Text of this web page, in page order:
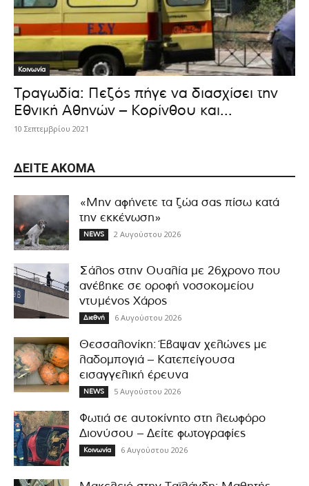
Κοινωνία
Τραγωδία: Πεζός πήγε να διασχίσει την
Εθνική Αθηνών – Κορίνθου και...
10 Σεπτεμβρίου 2021
ΔΕΊΤΕ ΑΚΌΜΑ
«Μην αφήνετε τα ζώα σας πίσω κατά
την εκκένωση»
NEWS 2 Αυγούστου 2026
Σάλος στην Ουαλία με 26χρονο που
ανέβηκε σε οροφή νοσοκομείου
ντυμένος Χάρος
Διεθνή 6 Αυγούστου 2026
Θεσσαλονίκη: Έβαψαν χελώνες με
λαδομπογιά – Κατεπείγουσα
εισαγγελική έρευνα
NEWS 5 Αυγούστου 2026
Φωτιά σε αυτοκίνητο στη λεωφόρο
Διονύσου – Δείτε φωτογραφίες
Κοινωνία 6 Αυγούστου 2026